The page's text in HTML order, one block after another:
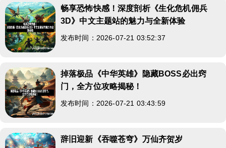
畅享恐怖快感！深度剖析《生化危机佣兵
3D》中文主题站的魅力与全新体验
发布时间：2026-07-21 03:52:37
掉落极品《中华英雄》隐藏BOSS必出窍
门，全方位攻略揭秘！
发布时间：2026-07-21 03:43:59
辞旧迎新《吞噬苍穹》万仙齐贺岁